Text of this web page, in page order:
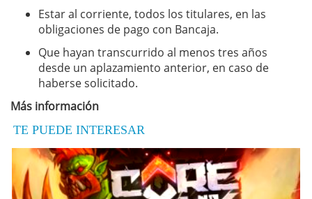
Estar al corriente, todos los titulares, en las
obligaciones de pago con Bancaja.
Que hayan transcurrido al menos tres años
desde un aplazamiento anterior, en caso de
haberse solicitado.
Más información
TE PUEDE INTERESAR